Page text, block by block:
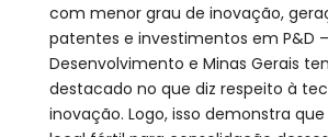
com menor grau de inovação,
patentes e investimentos em P&D
Desenvolvimento e Minas Gerais
destacado no que diz respeito à
inovação. Logo, isso demonstra